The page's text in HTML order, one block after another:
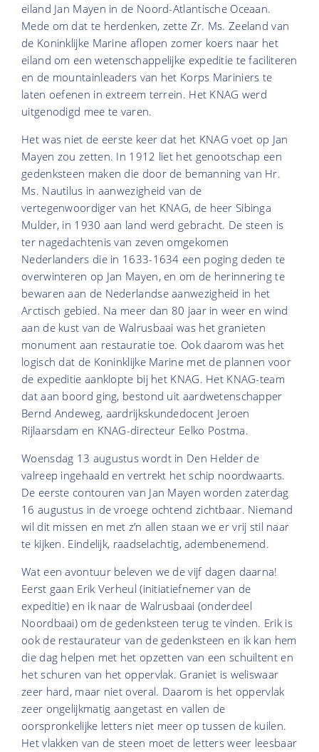
eiland Jan Mayen in de Noord-Atlantische Oceaan.
Mede om dat te herdenken, zette Zr. Ms. Zeeland van
de Koninklijke Marine aflopen zomer koers naar het
eiland om een wetenschappelijke expeditie te faciliteren
en de mountainleaders van het Korps Mariniers te
laten oefenen in extreem terrein. Het KNAG werd
uitgenodigd mee te varen.
Het was niet de eerste keer dat het KNAG voet op Jan
Mayen zou zetten. In 1912 liet het genootschap een
gedenksteen maken die door de bemanning van Hr.
Ms. Nautilus in aanwezigheid van de
vertegenwoordiger van het KNAG, de heer Sibinga
Mulder, in 1930 aan land werd gebracht. De steen is
ter nagedachtenis van zeven omgekomen
Nederlanders die in 1633-1634 een poging deden te
overwinteren op Jan Mayen, en om de herinnering te
bewaren aan de Nederlandse aanwezigheid in het
Arctisch gebied. Na meer dan 80 jaar in weer en wind
aan de kust van de Walrusbaai was het granieten
monument aan restauratie toe. Ook daarom was het
logisch dat de Koninklijke Marine met de plannen voor
de expeditie aanklopte bij het KNAG. Het KNAG-team
dat aan boord ging, bestond uit aardwetenschapper
Bernd Andeweg, aardrijkskundedocent Jeroen
Rijlaarsdam en KNAG-directeur Eelko Postma.
Woensdag 13 augustus wordt in Den Helder de
valreep ingehaald en vertrekt het schip noordwaarts.
De eerste contouren van Jan Mayen worden zaterdag
16 augustus in de vroege ochtend zichtbaar. Niemand
wil dit missen en met z’n allen staan we er vrij stil naar
te kijken. Eindelijk, raadselachtig, adembenemend.
Wat een avontuur beleven we de vijf dagen daarna!
Eerst gaan Erik Verheul (initiatiefnemer van de
expeditie) en ik naar de Walrusbaai (onderdeel
Noordbaai) om de gedenksteen terug te vinden. Erik is
ook de restaurateur van de gedenksteen en ik kan hem
die dag helpen met het opzetten van een schuiltent en
het schuren van het oppervlak. Graniet is weliswaar
zeer hard, maar niet overal. Daarom is het oppervlak
zeer ongelijkmatig aangetast en vallen de
oorspronkelijke letters niet meer op tussen de kuilen.
Het vlakken van de steen moet de letters weer leesbaar